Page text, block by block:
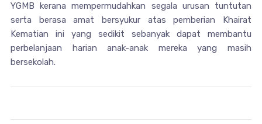
YGMB kerana mempermudahkan segala urusan tuntutan
serta berasa amat bersyukur atas pemberian Khairat
Kematian ini yang sedikit sebanyak dapat membantu
perbelanjaan harian anak-anak mereka yang masih
bersekolah.